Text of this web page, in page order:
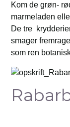
Kom de grøn-
marmeladen
De tre
smager
som ren